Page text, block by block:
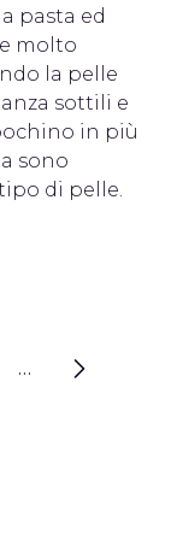
pasta ed
molto
la pelle
sottili e
in più
sono
di pelle.
…